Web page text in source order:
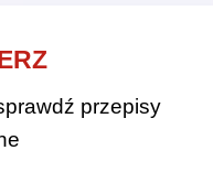
przepisy